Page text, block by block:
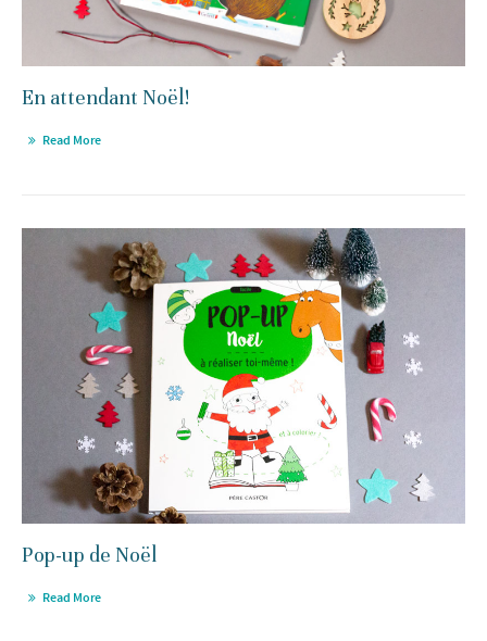
En attendant Noël!
Read More
Pop-up de Noël
Read More